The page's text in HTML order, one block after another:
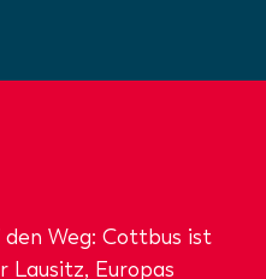
Weg: Cottbus ist
Europas